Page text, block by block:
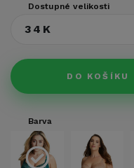
Dostupné velikosti
34K
DO KOŠÍKU
Barva